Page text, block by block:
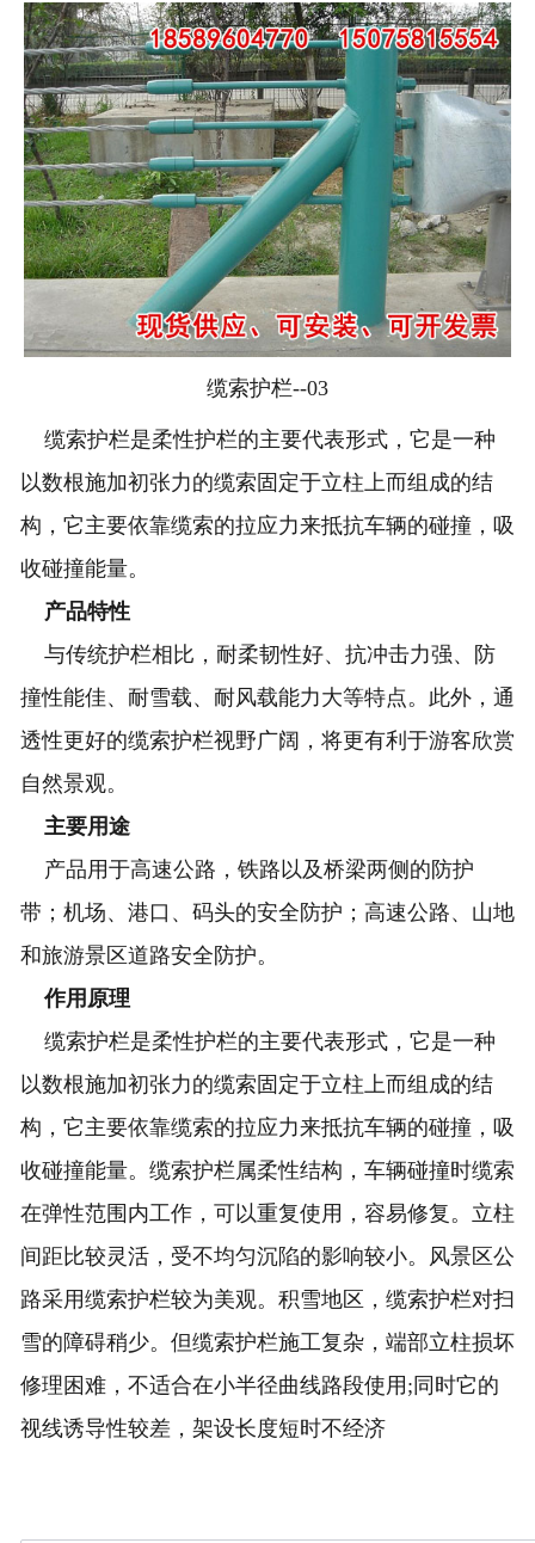
缆索护栏--03
缆索护栏是柔性护栏的主要代表形式，它是一种
以数根施加初张力的缆索固定于立柱上而组成的结
构，它主要依靠缆索的拉应力来抵抗车辆的碰撞，吸
收碰撞能量。
产品特性
与传统护栏相比，耐柔韧性好、抗冲击力强、防
撞性能佳、耐雪载、耐风载能力大等特点。此外，通
透性更好的缆索护栏视野广阔，将更有利于游客欣赏
自然景观。
主要用途
产品用于高速公路，铁路以及桥梁两侧的防护
带；机场、港口、码头的安全防护；高速公路、山地
和旅游景区道路安全防护。
作用原理
缆索护栏是柔性护栏的主要代表形式，它是一种
以数根施加初张力的缆索固定于立柱上而组成的结
构，它主要依靠缆索的拉应力来抵抗车辆的碰撞，吸
收碰撞能量。缆索护栏属柔性结构，车辆碰撞时缆索
在弹性范围内工作，可以重复使用，容易修复。立柱
间距比较灵活，受不均匀沉陷的影响较小。风景区公
路采用缆索护栏较为美观。积雪地区，缆索护栏对扫
雪的障碍稍少。但缆索护栏施工复杂，端部立柱损坏
修理困难，不适合在小半径曲线路段使用;同时它的
视线诱导性较差，架设长度短时不经济